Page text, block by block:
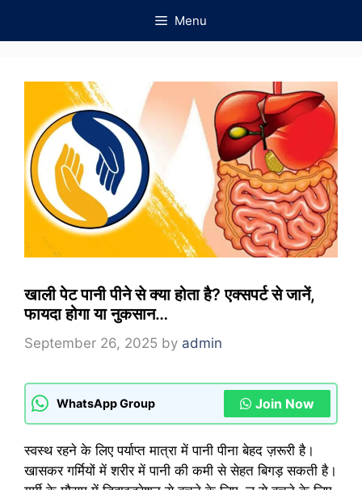
Menu
खाली पेट पानी पीने से क्या होता है? एक्सपर्ट से जानें,
फायदा होगा या नुकसान…
September 26, 2025 by admin
WhatsApp Group Join Now
स्वस्थ रहने के लिए पर्याप्त मात्रा में पानी पीना बेहद ज़रूरी है।
खासकर गर्मियों में शरीर में पानी की कमी से सेहत बिगड़ सकती है।